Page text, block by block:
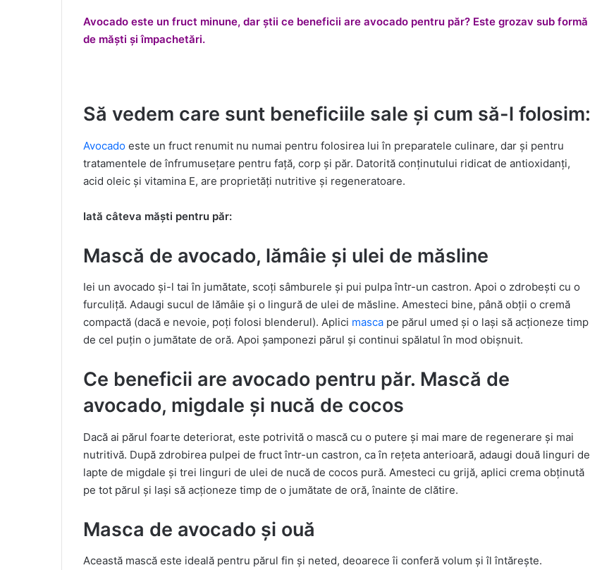
Avocado este un fruct minune, dar știi ce beneficii are avocado pentru păr? Este grozav sub formă
de măști și împachetări.
Să vedem care sunt beneficiile sale și cum să-l folosim:
Avocado este un fruct renumit nu numai pentru folosirea lui în preparatele culinare, dar și pentru
tratamentele de înfrumusețare pentru față, corp și păr. Datorită conținutului ridicat de antioxidanți,
acid oleic și vitamina E, are proprietăți nutritive și regeneratoare.
Iată câteva măști pentru păr:
Mască de avocado, lămâie și ulei de măsline
Iei un avocado și-l tai în jumătate, scoți sâmburele și pui pulpa într-un castron. Apoi o zdrobești cu o
furculiță. Adaugi sucul de lămâie și o lingură de ulei de măsline. Amesteci bine, până obții o cremă
compactă (dacă e nevoie, poți folosi blenderul). Aplici masca pe părul umed și o lași să acționeze timp
de cel puțin o jumătate de oră. Apoi șamponezi părul și continui spălatul în mod obișnuit.
Ce beneficii are avocado pentru păr. Mască de
avocado, migdale și nucă de cocos
Dacă ai părul foarte deteriorat, este potrivită o mască cu o putere și mai mare de regenerare și mai
nutritivă. După zdrobirea pulpei de fruct într-un castron, ca în rețeta anterioară, adaugi două linguri de
lapte de migdale și trei linguri de ulei de nucă de cocos pură. Amesteci cu grijă, aplici crema obținută
pe tot părul și lași să acționeze timp de o jumătate de oră, înainte de clătire.
Masca de avocado și ouă
Această mască este ideală pentru părul fin și neted, deoarece îi conferă volum și îl întărește.